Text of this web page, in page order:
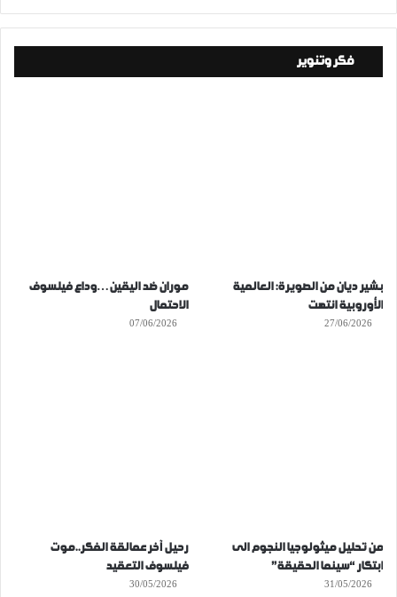
فكر وتنوير
بشير ديان من الصويرة: العالمية
الأوروبية انتهت
27/06/2026
موران ضد اليقين…وداع فيلسوف
الاحتمال
07/06/2026
من تحليل ميثولوجيا النجوم الى
ابتكار “سينما الحقيقة”
31/05/2026
رحيل آخر عمالقة الفكر..موت
فيلسوف التعقيد
30/05/2026